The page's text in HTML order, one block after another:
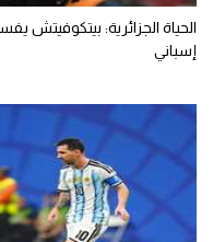
الحياة الجزائرية: بيتكوفيتش
إسباني